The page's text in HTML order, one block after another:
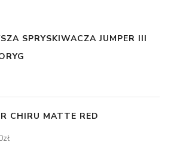
SPRYSKIWACZA JUMPER III
CHIRU MATTE RED
zł